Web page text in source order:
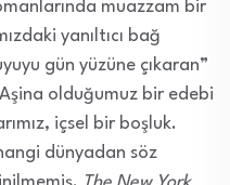
muazzam bir
yanıltıcı bağ
gün yüzüne çıkaran”
olduğumuz bir edebi
içsel bir boşluk.
dünyadan söz